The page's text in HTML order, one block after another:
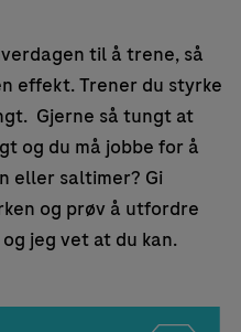
til å trene, så
effekt. Trener du styrke
Gjerne så tungt at
og du må jobbe for å
eller saltimer? Gi
og prøv å utfordre
jeg vet at du kan.